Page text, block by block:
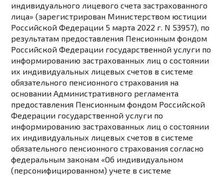
индивидуального лицевого счета застрахованного
лица» (зарегистрирован Министерством юстиции
Российской Федерации 5 марта 2022 г. N 53957), по
результатам предоставления Пенсионным фондом
Российской Федерации государственной услуги по
информированию застрахованных лиц о состоянии
их индивидуальных лицевых счетов в системе
обязательного пенсионного страхования на
основании Административного регламента
предоставления Пенсионным фондом Российской
Федерации государственной услуги по
информированию застрахованных лиц о состоянии
их индивидуальных лицевых счетов в системе
обязательного пенсионного страхования согласно
федеральным законам «Об индивидуальном
(персонифицированном) учете в системе